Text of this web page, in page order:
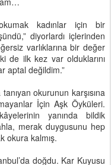
kadınlar için bir
diyorlardı içlerinden
varlıklarına bir değer
de ilk kez var olduklarını
aptal değildim.”
okurunun karşısına
İçin Aşk Öyküleri.
yanında bildik
merak duygusunu hep
okura kalmış.
doğdu. Kar Kuyusu